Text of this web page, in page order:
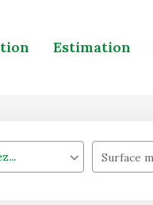
Estimation
Surface